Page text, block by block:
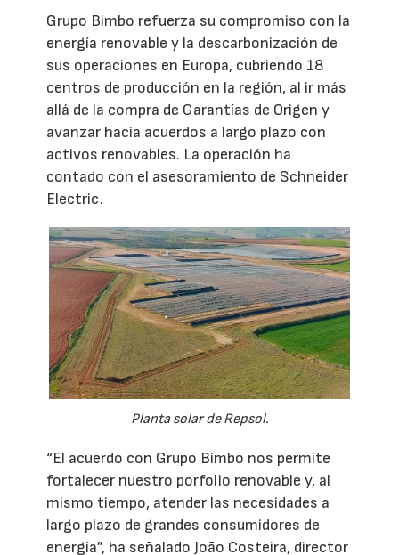
Grupo Bimbo refuerza su compromiso con la
energía renovable y la descarbonización de
sus operaciones en Europa, cubriendo 18
centros de producción en la región, al ir más
allá de la compra de Garantías de Origen y
avanzar hacia acuerdos a largo plazo con
activos renovables. La operación ha
contado con el asesoramiento de Schneider
Electric.
Planta solar de Repsol.
“El acuerdo con Grupo Bimbo nos permite
fortalecer nuestro porfolio renovable y, al
mismo tiempo, atender las necesidades a
largo plazo de grandes consumidores de
energía”, ha señalado João Costeira, director